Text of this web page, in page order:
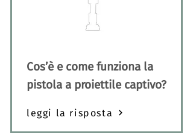
Cos’è e come funziona la
pistola a proiettile captivo?
leggi la risposta